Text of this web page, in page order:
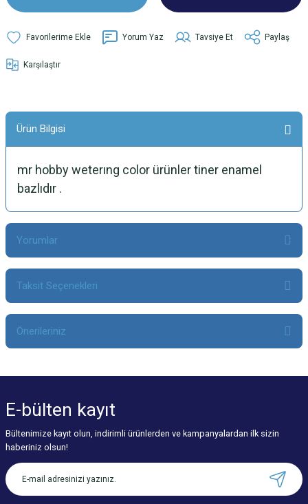
Yorum Yaz Tavsiye Et Paylaş
Karşılaştır
Ürün Bilgisi
mr hobby weterıng color ürünler tiner enamel
bazlıdır .
Yorumlar
Bu ürüne ilk yorumu siz yapın!
Taksit Seçenekleri
Önerileriniz
Görüş ve önerileriniz için teşekkür ederiz.
Ürün resmi kalitesiz, bozuk veya görüntülenemiyor.
Ürün açıklamasında eksik bilgiler bulunuyor.
Ürün bilgilerinde hatalar bulunuyor.
E-bülten kayıt
Bültenimize kayıt olun, indirimli ürünlerden ve kampanyalardan ilk sizin
haberiniz olsun!